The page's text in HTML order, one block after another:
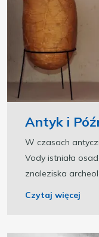
Antyk i
W czasach
Vody istniała
znaleziska
Czytaj więcej